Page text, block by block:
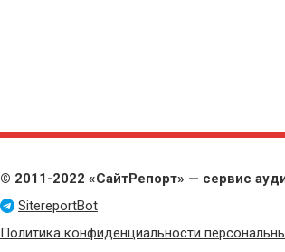
© 2011-2022 «СайтРепорт» — сервис
SitereportBot
Политика конфиденциальности